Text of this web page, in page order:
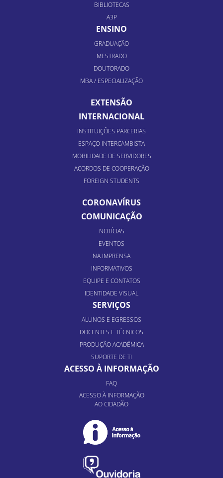
BIBLIOTECAS
A3P
ENSINO
GRADUAÇÃO
MESTRADO
DOUTORADO
MBA / ESPECIALIZAÇÃO
EXTENSÃO
INTERNACIONAL
INSTITUIÇÕES PARCERIAS
ESPAÇO INTERCAMBISTA
MOBILIDADE DE SERVIDORES
ACORDOS DE COOPERAÇÃO
FOREIGN STUDENTS
CORONAVÍRUS
COMUNICAÇÃO
NOTÍCIAS
EVENTOS
NA IMPRENSA
INFORMATIVOS
EQUIPE E CONTATOS
IDENTIDADE VISUAL
SERVIÇOS
ALUNOS E EGRESSOS
DOCENTES E TÉCNICOS
PRODUÇÃO ACADÊMICA
SUPORTE DE TI
ACESSO À INFORMAÇÃO
FAQ
ACESSO À INFORMAÇÃO
AO CIDADÃO